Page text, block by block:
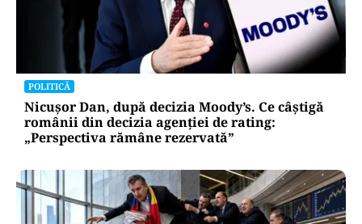
POLITICĂ
Nicușor Dan, după decizia Moody’s. Ce câștigă
românii din decizia agenției de rating:
„Perspectiva rămâne rezervată”